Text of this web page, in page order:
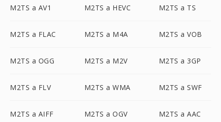
M2TS a AV1 M2TS a HEVC M2TS a TS
M2TS a FLAC M2TS a M4A M2TS a VOB
M2TS a OGG M2TS a M2V M2TS a 3GP
M2TS a FLV M2TS a WMA M2TS a SWF
M2TS a AIFF M2TS a OGV M2TS a AAC